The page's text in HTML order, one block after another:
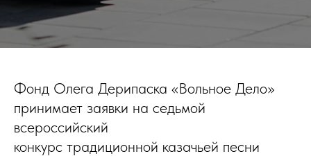
Фонд Олега Дерипаска «Вольное Дело»
принимает заявки на седьмой
всероссийский
конкурс традиционной казачьей песни